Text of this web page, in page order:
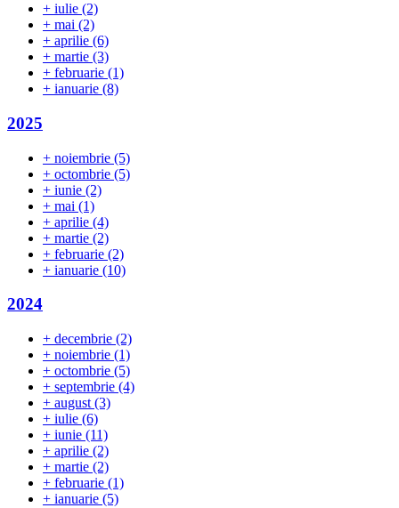
+ iulie (2)
+ mai (2)
+ aprilie (6)
+ martie (3)
+ februarie (1)
+ ianuarie (8)
2025
+ noiembrie (5)
+ octombrie (5)
+ iunie (2)
+ mai (1)
+ aprilie (4)
+ martie (2)
+ februarie (2)
+ ianuarie (10)
2024
+ decembrie (2)
+ noiembrie (1)
+ octombrie (5)
+ septembrie (4)
+ august (3)
+ iulie (6)
+ iunie (11)
+ aprilie (2)
+ martie (2)
+ februarie (1)
+ ianuarie (5)